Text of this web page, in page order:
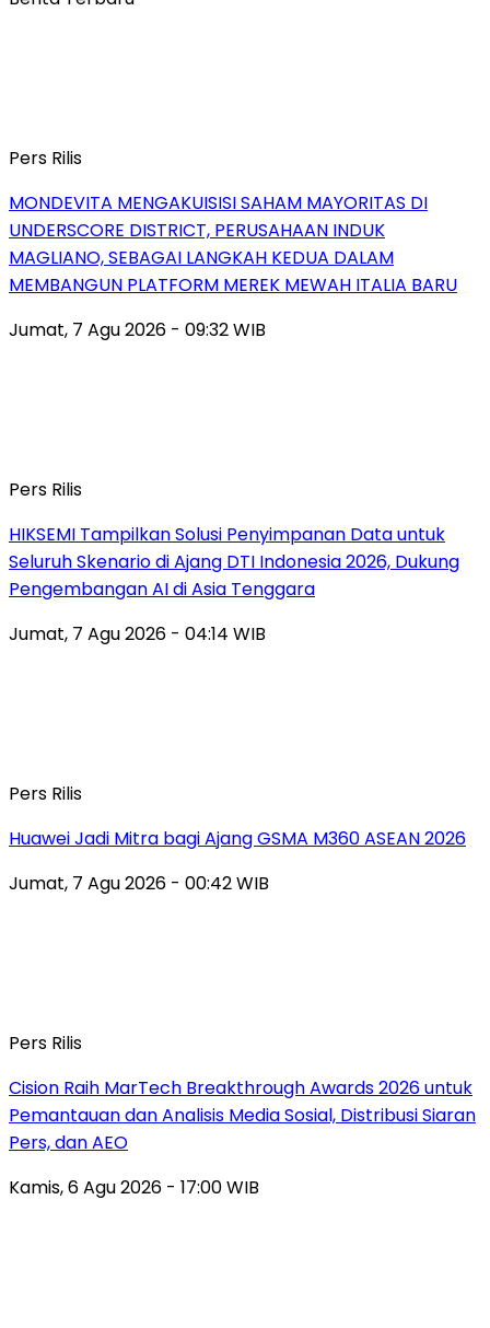
Pers Rilis
MONDEVITA MENGAKUISISI SAHAM MAYORITAS DI
UNDERSCORE DISTRICT, PERUSAHAAN INDUK
MAGLIANO, SEBAGAI LANGKAH KEDUA DALAM
MEMBANGUN PLATFORM MEREK MEWAH ITALIA BARU
Jumat, 7 Agu 2026 - 09:32 WIB
Pers Rilis
HIKSEMI Tampilkan Solusi Penyimpanan Data untuk
Seluruh Skenario di Ajang DTI Indonesia 2026, Dukung
Pengembangan AI di Asia Tenggara
Jumat, 7 Agu 2026 - 04:14 WIB
Pers Rilis
Huawei Jadi Mitra bagi Ajang GSMA M360 ASEAN 2026
Jumat, 7 Agu 2026 - 00:42 WIB
Pers Rilis
Cision Raih MarTech Breakthrough Awards 2026 untuk
Pemantauan dan Analisis Media Sosial, Distribusi Siaran
Pers, dan AEO
Kamis, 6 Agu 2026 - 17:00 WIB